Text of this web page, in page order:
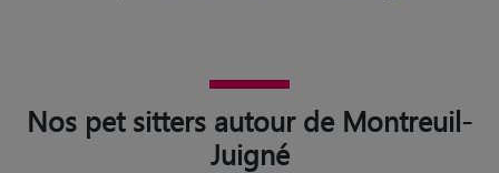
Nos pet sitters autour de Montreuil-
Juigné